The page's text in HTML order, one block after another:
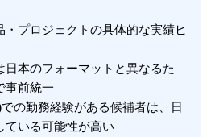
・プロジェクトの具体的な実績ヒ
日本のフォーマットと異なるた
事前統一
の勤務経験がある候補者は、日
ている可能性が高い